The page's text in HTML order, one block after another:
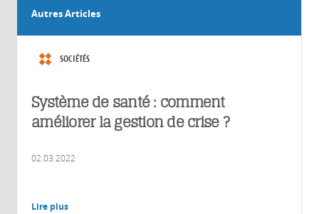
Autres Articles
SOCIÉTÉS
Système de santé : comment
améliorer la gestion de crise ?
02.03.2022
Lire plus